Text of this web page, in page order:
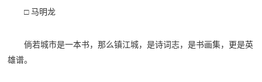
□ 马明龙
倘若城市是一本书，那么镇江城，是诗词志，是书画集，更是英
雄谱。